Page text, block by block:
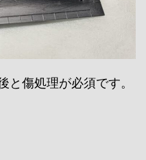
と傷処理が必須です。